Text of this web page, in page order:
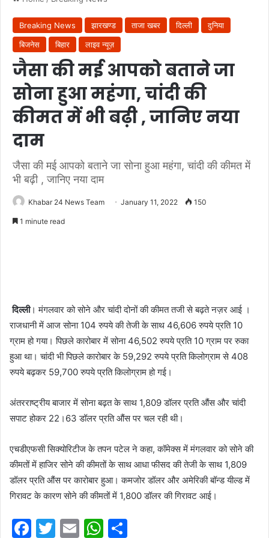
Breaking News झारखण्ड ताजा खबर दिल्ली
दुनिया
बिजनेस
बिहार लाइव न्यूज़
जैसा की मई आपको बताने जा
सोना हुआ महंगा, चांदी की
कीमत में भी बढ़ी , जानिए नया
दाम
जैसा की मई आपको बताने जा सोना हुआ महंगा, चांदी की कीमत में
भी बढ़ी , जानिए नया दाम
Khabar 24 News Team January 11, 2022 150
1 minute read
दिल्ली। मंगलवार को सोने और चांदी दोनों की कीमत तजी से बढ़ते नज़र आई ।
राजधानी में आज सोना 104 रुपये की तेजी के साथ 46,606 रुपये प्रति 10
ग्राम हो गया। पिछले कारोबार में सोना 46,502 रुपये प्रति 10 ग्राम पर रुका
हुआ था। चांदी भी पिछले कारोबार के 59,292 रुपये प्रति किलोग्राम से 408
रुपये बढ़कर 59,700 रुपये प्रति किलोग्राम हो गई।
अंतरराष्ट्रीय बाजार में सोना बढ़त के साथ 1,809 डॉलर प्रति औंस और चांदी
सपाट होकर 22।63 डॉलर प्रति औंस पर चल रही थी।
एचडीएफसी सिक्योरिटीज के तपन पटेल ने कहा, कॉमेक्स में मंगलवार को सोने की
कीमतों में हाजिर सोने की कीमतों के साथ आधा फीसद की तेजी के साथ 1,809
डॉलर प्रति औंस पर कारोबार हुआ। कमजोर डॉलर और अमेरिकी बॉन्ड यील्ड में
गिरावट के कारण सोने की कीमतों में 1,800 डॉलर की गिरावट आई।
F
T
E
W